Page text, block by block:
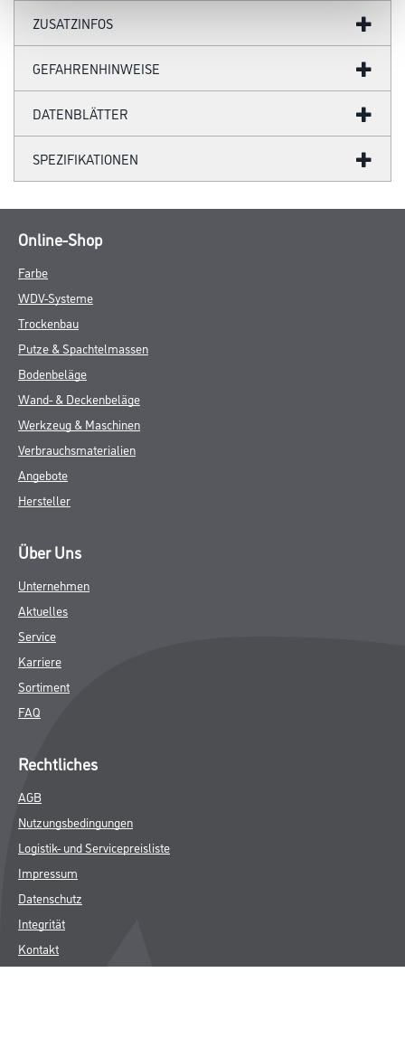
ZUSATZINFOS
GEFAHRENHINWEISE
DATENBLÄTTER
SPEZIFIKATIONEN
Online-Shop
Farbe
WDV-Systeme
Trockenbau
Putze & Spachtelmassen
Bodenbeläge
Wand- & Deckenbeläge
Werkzeug & Maschinen
Verbrauchsmaterialien
Angebote
Hersteller
Über Uns
Unternehmen
Aktuelles
Service
Karriere
Sortiment
FAQ
Rechtliches
AGB
Nutzungsbedingungen
Logistik- und Servicepreisliste
Impressum
Datenschutz
Integrität
Kontakt